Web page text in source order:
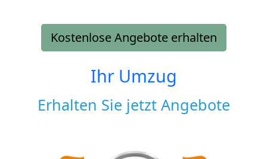
Kostenlose Angebote erhalten
Ihr Umzug
Erhalten Sie jetzt Angebote